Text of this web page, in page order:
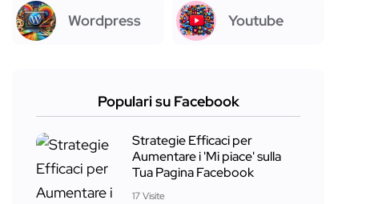
Wordpress Youtube
Populari su Facebook
Strategie Efficaci per
Aumentare i 'Mi piace' sulla
Tua Pagina Facebook
17 Visite